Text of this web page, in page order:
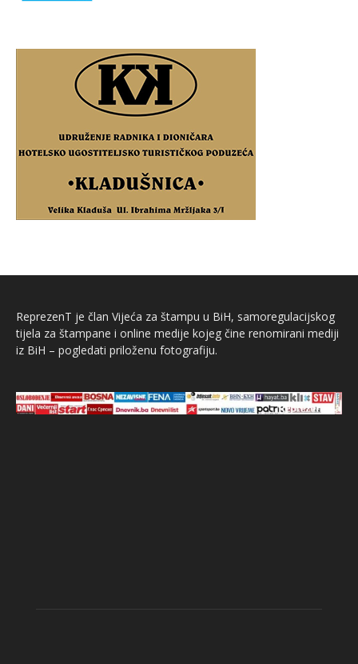
ReprezenT je član Vijeća za štampu u BiH, samoregulacijskog
tijela za štampane i online medije kojeg čine renomirani mediji
iz BiH – pogledati priloženu fotografiju.